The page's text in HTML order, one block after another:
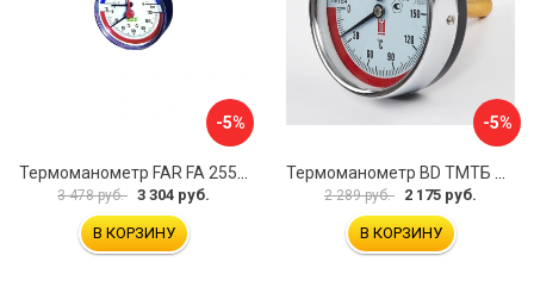
-5%
3 478 руб. 3 304 руб.
В КОРЗИНУ
-5%
2 289 руб. 2 175 руб.
В КОРЗИНУ